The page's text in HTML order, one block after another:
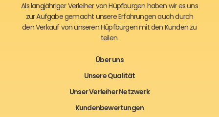
Als langjähriger Verleiher von Hüpfburgen haben wir es uns
zur Aufgabe gemacht unsere Erfahrungen auch durch
den Verkauf von unseren Hüpfburgen mit den Kunden zu
teilen.
Über uns
Unsere Qualität
Unser Verleiher Netzwerk
Kundenbewertungen